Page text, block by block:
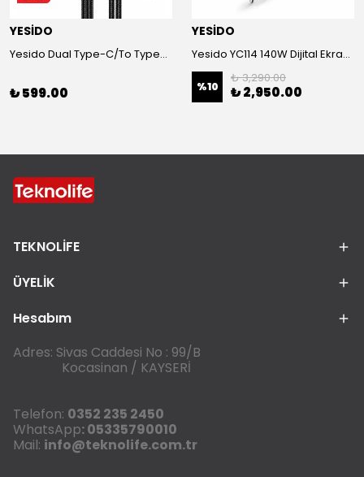
YESİDO
Yesido Dual Type-C/To Type-C 48V/5A Süper Hızlı Şarj ve Veri Kablo
₺ 599.00
YESİDO
Yesido YC114 140W Dijital Ekranlı PD Hızlı Şarj Aleti - Beyaz
%10
₺ 3,290.00
₺ 2,950.00
TEKNOLİFE
ÜYELİK
Hesabım
Adres: Sivas Caddesi No : 99/B
Kocasinan / KAYSERİ
Telefon: 0352 235 2450
WhatsApp: 05335790010
Mail: info@teknolife.com.tr